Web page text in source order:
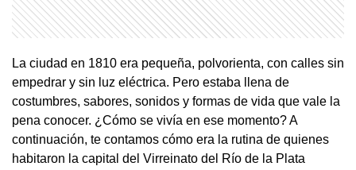
La ciudad en 1810 era pequeña, polvorienta, con calles sin
empedrar y sin luz eléctrica. Pero estaba llena de
costumbres, sabores, sonidos y formas de vida que vale la
pena conocer. ¿Cómo se vivía en ese momento? A
continuación, te contamos cómo era la rutina de quienes
habitaron la capital del Virreinato del Río de la Plata